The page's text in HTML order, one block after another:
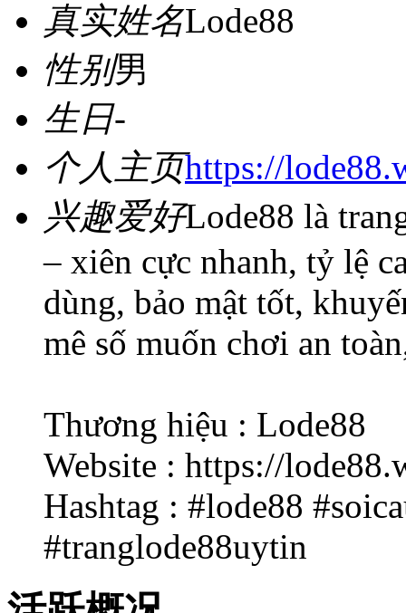
真实姓名Lode88
性别男
生日-
个人主页https://
兴趣爱好Lode88 là
– xiên cực nhanh, tỷ lệ
dùng, bảo mật tốt,
mê số muốn chơi an
Thương hiệu : Lode88
Website : https://
Hashtag : #lode88
#tranglode88uytin